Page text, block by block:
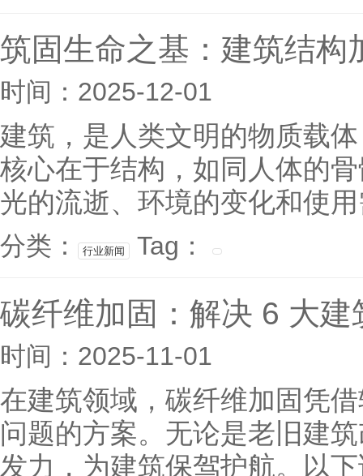
筑固生命之基：建筑结构
时间：2025-12-01
建筑，是人类文明的物质载
核心在于结构，如同人体的
光的流逝、环境的变化和使
分类： 行业新闻 Tag：
碳纤维加固：解决 6 大
时间：2025-11-01
在建筑领域，碳纤维加固凭
问题的方案。无论是老旧建
发力，为建筑保驾护航。以